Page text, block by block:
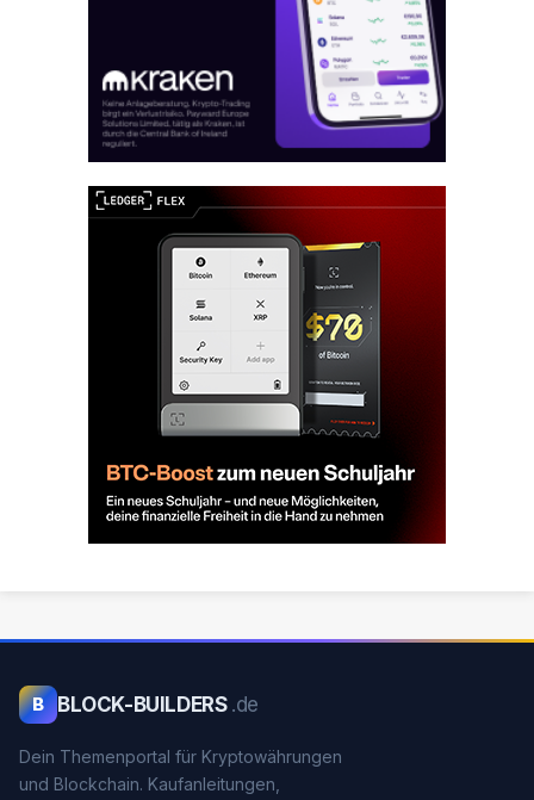
B BLOCK-BUILDERS .de
Dein Themenportal für Kryptowährungen
und Blockchain. Kaufanleitungen,